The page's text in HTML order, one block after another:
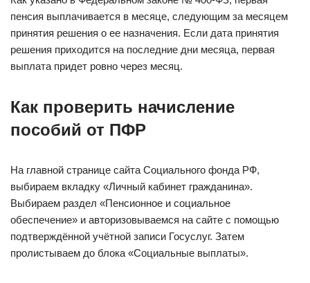
пенсия выплачивается в месяце, следующим за месяцем
принятия решения о ее назначения. Если дата принятия
решения приходится на последние дни месяца, первая
выплата придет ровно через месяц.
Как проверить начисление
пособий от ПФР
На главной странице сайта Социального фонда РФ,
выбираем вкладку «Личный кабинет гражданина».
Выбираем раздел «Пенсионное и социальное
обеспечение» и авторизовываемся на сайте с помощью
подтверждённой учётной записи Госуслуг. Затем
пролистываем до блока «Социальные выплаты».